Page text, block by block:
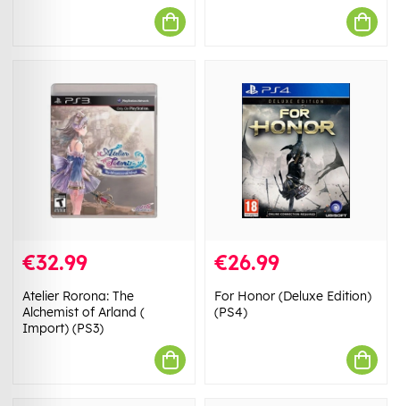
€32.99
Atelier Rorona: The
Alchemist of Arland (
Import) (PS3)
€26.99
For Honor (Deluxe Edition)
(PS4)